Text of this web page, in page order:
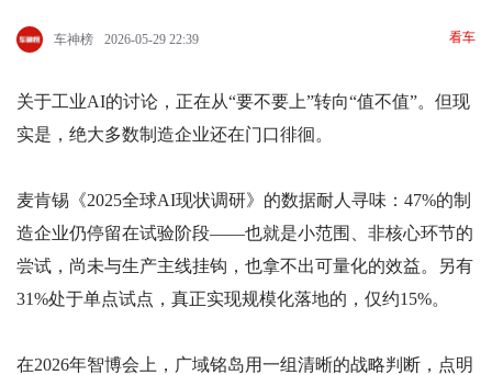
车神榜 2026-05-29 22:39 看车
关于工业AI的讨论，正在从“要不要上”转向“值不值”。但现
实是，绝大多数制造企业还在门口徘徊。
麦肯锡《2025全球AI现状调研》的数据耐人寻味：47%的制
造企业仍停留在试验阶段——也就是小范围、非核心环节的
尝试，尚未与生产主线挂钩，也拿不出可量化的效益。另有
31%处于单点试点，真正实现规模化落地的，仅约15%。
在2026年智博会上，广域铭岛用一组清晰的战略判断，点明